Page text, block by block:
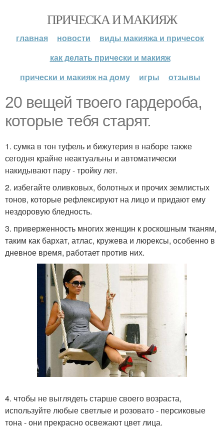
ПРИЧЕСКА И МАКИЯЖ
главная новости
виды макияжа и причесок
как делать прически и макияж
прически и макияж на дому
игры отзывы
20 вещей твоего гардероба,
которые тебя старят.
1. сумка в тон туфель и бижутерия в наборе также
сегодня крайне неактуальны и автоматически
накидывают пару - тройку лет.
2. избегайте оливковых, болотных и прочих землистых
тонов, которые рефлексируют на лицо и придают ему
нездоровую бледность.
3. приверженность многих женщин к роскошным тканям,
таким как бархат, атлас, кружева и люрексы, особенно в
дневное время, работает против них.
4. чтобы не выглядеть старше своего возраста,
используйте любые светлые и розовато - персиковые
тона - они прекрасно освежают цвет лица.